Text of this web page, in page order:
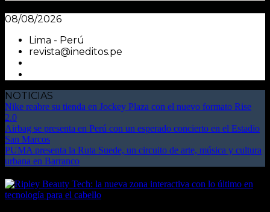
08/08/2026
Lima - Perú
revista@ineditos.pe
NOTICIAS
Nike reabre su tienda en Jockey Plaza con el nuevo formato Rise
2.0
Airbag se presenta en Perú con un esperado concierto en el Estadio
San Marcos
PUMA presenta la Ruta Suede, un circuito de arte, música y cultura
urbana en Barranco